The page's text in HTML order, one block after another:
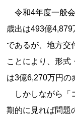
令和4年度一般会
歳出は493億
であるが、地方交
ことにより、形式
は3億6,270万円の
しかしながら「
期的に見れば問題